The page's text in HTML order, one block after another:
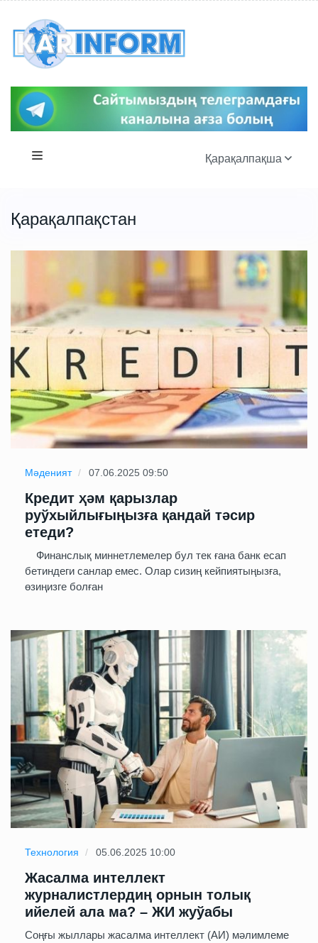
Қарақалпақша
Қарақалпақстан
Мәденият 07.06.2025 09:50
Кредит ҳәм қарызлар
руўхыйлығыңызға қандай тәсир
етеди?
Финанслық миннетлемелер бул тек ғана банк есап
бетиндеги санлар емес. Олар сизиң кейпиятыңызға,
өзиңизге болған
Технология 05.06.2025 10:00
Жасалма интеллект
журналистлердиң орнын толық
ийелей ала ма? – ЖИ жуўабы
Соңғы жыллары жасалма интеллект (АИ) мәлимлеме